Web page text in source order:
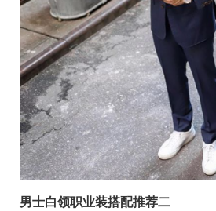
男士白领职业装搭配推荐二